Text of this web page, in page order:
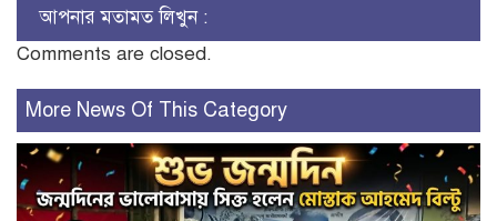
আপনার মতামত লিখুন :
Comments are closed.
More News Of This Category